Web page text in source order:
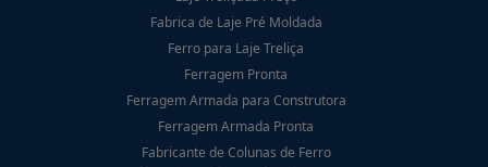
Fabrica de Laje Pré Moldada
Ferro para Laje Treliça
Ferragem Pronta
Ferragem Armada para Construtora
Ferragem Armada Pronta
Fabricante de Colunas de Ferro